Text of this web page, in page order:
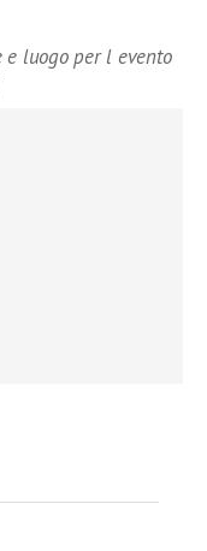
e luogo per l evento